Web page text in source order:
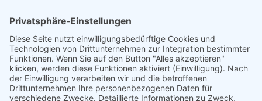
Esstisch